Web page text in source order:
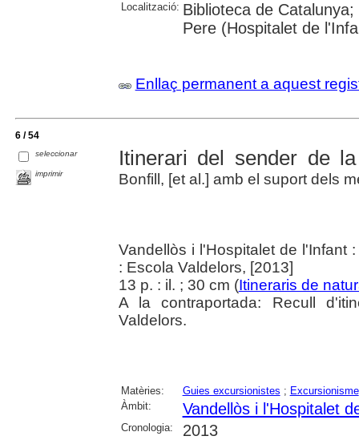
Localització: Biblioteca de
Pere (Hospitalet de
Enllaç permanent a aquest
6 / 54
seleccionar
imprimir
Itinerari del sender de
Bonfill, [et al.] amb el suport dels
Vandellòs i l'Hospitalet de l'Infant
: Escola Valdelors, [2013]
13 p. : il. ; 30 cm (Itineraris de
A la contraportada: Recull
Valdelors.
Matèries: Guies excursionistes ; Excursionisme
Àmbit:
Vandellòs i l'Hospitalet
Cronologia: 2013